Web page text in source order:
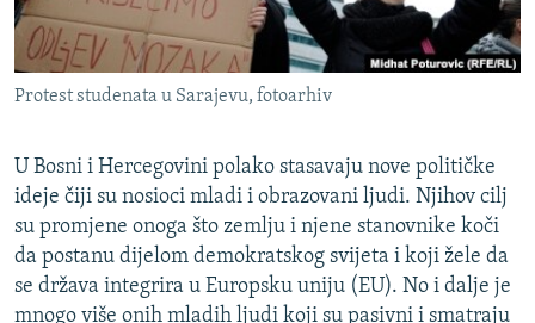
VIŠE OD NASLOVA
GENOCID U SREBRENICI
POPLAVE I KLIZIŠTA U BIH 2024.
POST SCRIPTUM
MOJA EVROPA
TRI DECENIJE OD RATA U BIH
SVE KARTE DEJTONA
PRATITE NAS
Protest studenata u Sarajevu, fotoarhiv
U Bosni i Hercegovini polako stasavaju nove političke
ideje čiji su nosioci mladi i obrazovani ljudi. Njihov cilj
su promjene onoga što zemlju i njene stanovnike koči
da postanu dijelom demokratskog svijeta i koji žele da
se država integrira u Europsku uniju (EU). No i dalje je
mnogo više onih mladih ljudi koji su pasivni i smatraju